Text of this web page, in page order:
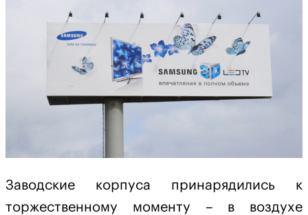
Заводские корпуса принарядились к
торжественному моменту – в воздухе